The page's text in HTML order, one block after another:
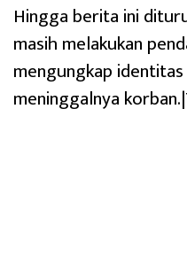
Hingga berita ini
masih melakukan
mengungkap
meninggalnya